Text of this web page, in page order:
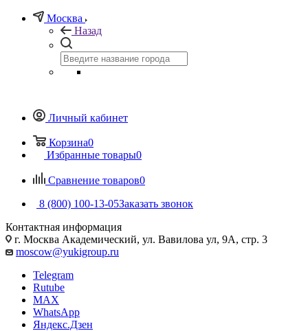
Москва
Назад
Личный кабинет
Корзина0
Избранные товары0
Сравнение товаров0
8 (800) 100-13-05Заказать звонок
Контактная информация
г. Москва Академический, ул. Вавилова ул, 9А, стр. 3
moscow@yukigroup.ru
Telegram
Rutube
MAX
WhatsApp
Яндекс.Дзен